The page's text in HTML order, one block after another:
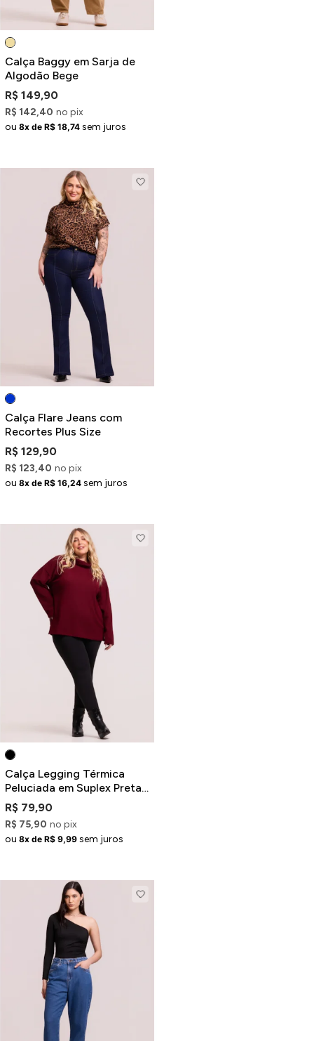
Calça Baggy em Sarja de
Algodão Bege
R$ 149,90
R$ 142,40 no pix
ou 8x de R$ 18,74 sem juros
Calça Flare Jeans com
Recortes Plus Size
R$ 129,90
R$ 123,40 no pix
ou 8x de R$ 16,24 sem juros
Calça Legging Térmica
Peluciada em Suplex Preta
Plus Size
R$ 79,90
R$ 75,90 no pix
ou 8x de R$ 9,99 sem juros